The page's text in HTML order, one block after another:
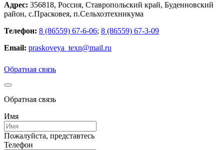
Адрес: 356818, Россия, Ставропольский край, Буденновский
район, с.Прасковея, п.Сельхозтехникума
Телефон: 8 (86559) 67-6-06; 8 (86559) 67-3-09
Email: praskoveya_texn@mail.ru
Обратная связь
Обратная связь
Имя
Пожалуйста, представтесь
Телефон